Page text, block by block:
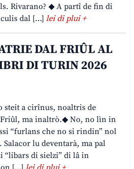
Rivarano? ◆ A partî de fin di
dal […] lei di plui +
DAL FRIÛL AL
DI TURIN 2026
steit a cirînus, noaltris de
Friûl, ma inaltrò.◆ No, no lìn in
“furlans che no si rindin” nol
Salacor lu deventarà, ma pal
“libars di sielzi” di lâ in